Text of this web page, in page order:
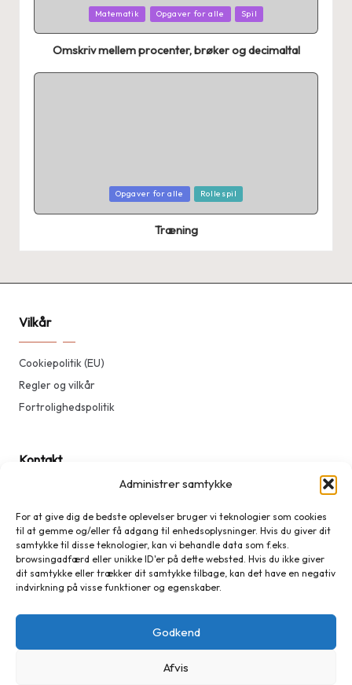
Administrer samtykke
For at give dig de bedste oplevelser bruger vi teknologier som cookies
til at gemme og/eller få adgang til enhedsoplysninger. Hvis du giver dit
samtykke til disse teknologier, kan vi behandle data som f.eks.
browsingadfærd eller unikke ID'er på dette websted. Hvis du ikke giver
dit samtykke eller trækker dit samtykke tilbage, kan det have en negativ
indvirkning på visse funktioner og egenskaber.
Godkend
Afvis
Matematik Opgaver for alle Spil
Omskriv mellem procenter, brøker og decimaltal
Opgaver for alle Rollespil
Træning
Vilkår
Cookiepolitik (EU)
Regler og vilkår
Fortrolighedspolitik
Kontakt
Medlem
Log ind
Opret bruger